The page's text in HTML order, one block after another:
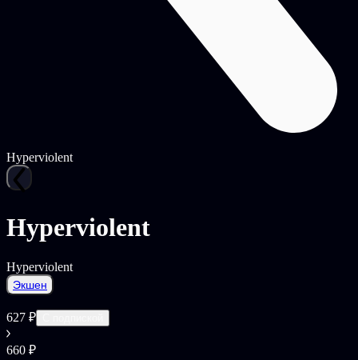
Hyperviolent
Hyperviolent
Hyperviolent
Экшен
627 ₽
660 ₽